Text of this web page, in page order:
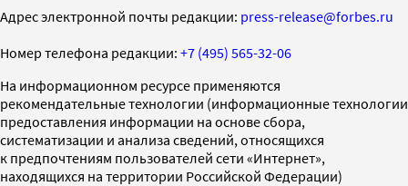
Адрес электронной почты редакции: press-release@forbes.ru
Номер телефона редакции: +7 (495) 565-32-06
На информационном ресурсе применяются
рекомендательные технологии (информационные технологии
предоставления информации на основе сбора,
систематизации и анализа сведений, относящихся
к предпочтениям пользователей сети «Интернет»,
находящихся на территории Российской Федерации)